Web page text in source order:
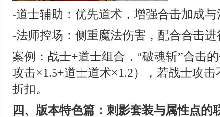
-道士辅助：优先道术，增强合击加成与
-法师控场：侧重魔法伤害，配合合击进
案例：战士+道士组合，“破魂斩”合击
攻击×1.5+道士道术×1.2），若战士攻
折扣。
四、版本特色篇：刺影套装与属性点的